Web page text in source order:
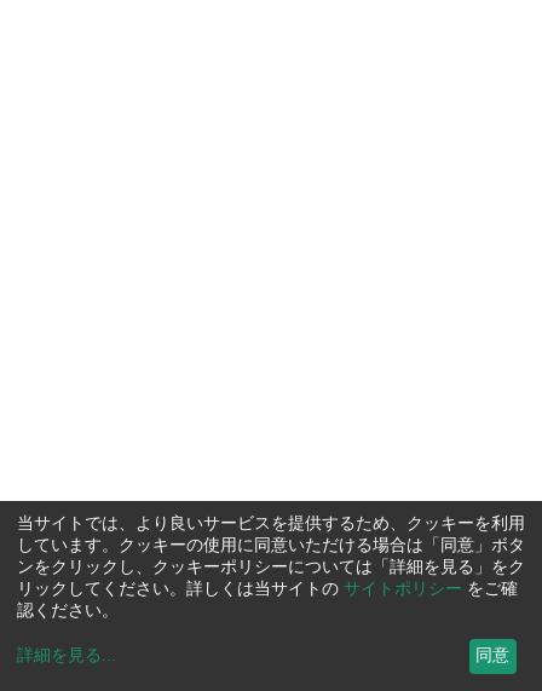
当サイトでは、より良いサービスを提供するため、クッキーを利用
しています。クッキーの使用に同意いただける場合は「同意」ボタ
ンをクリックし、クッキーポリシーについては「詳細を見る」をク
リックしてください。詳しくは当サイトの サイトポリシー をご確
認ください。
詳細を見る ... 同意